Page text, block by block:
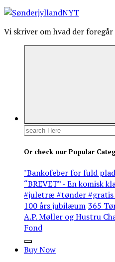
Vi skriver om hvad der
Search
Or check our Popular
"Bankofeber for fuld
“BREVET” - En komisk
#juletræ #tønder
100 års jubilæum 365
A.P. Møller og Hustru
Fond
Buy Now